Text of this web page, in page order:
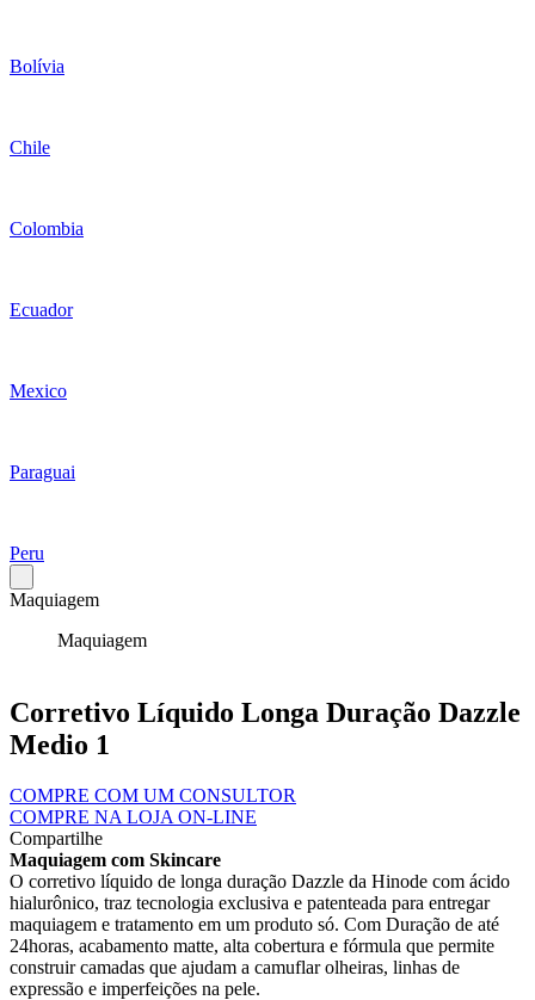
Bolívia
Chile
Colombia
Ecuador
Mexico
Paraguai
Peru
Maquiagem
Maquiagem
Corretivo Líquido Longa Duração Dazzle
Medio 1
COMPRE COM UM CONSULTOR
COMPRE NA LOJA ON-LINE
Compartilhe
Maquiagem com Skincare
O corretivo líquido de longa duração Dazzle da Hinode com ácido
hialurônico, traz tecnologia exclusiva e patenteada para entregar
maquiagem e tratamento em um produto só. Com Duração de até
24horas, acabamento matte, alta cobertura e fórmula que permite
construir camadas que ajudam a camuflar olheiras, linhas de
expressão e imperfeições na pele.